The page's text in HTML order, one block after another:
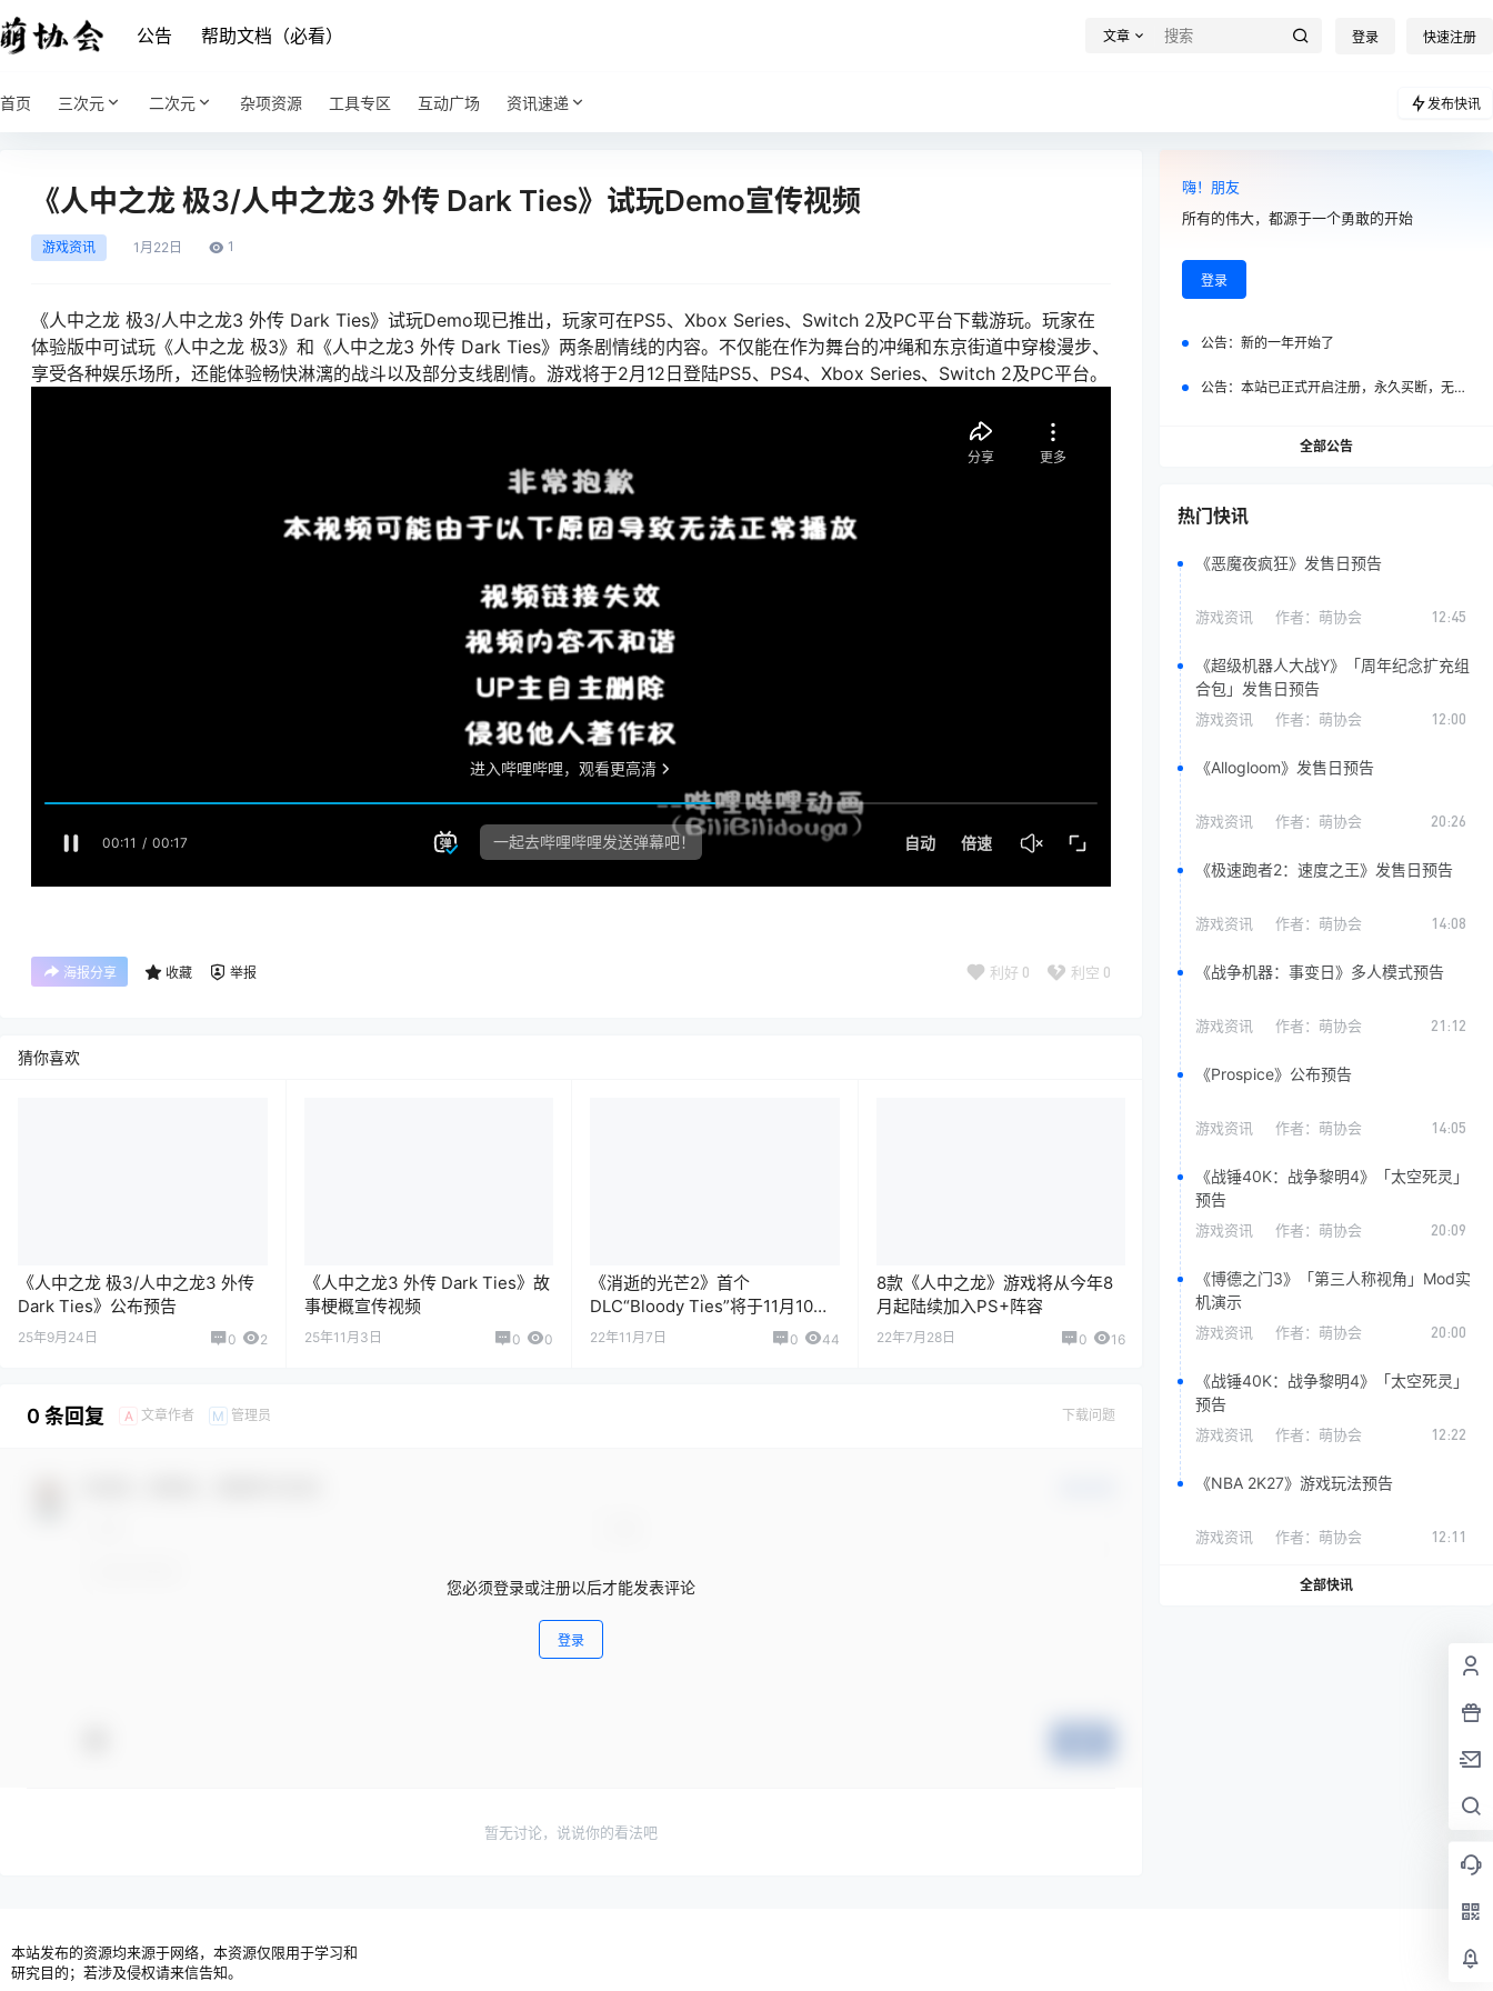
公告 帮助文档（必看） 文章 登录 快速注册
首页 三次元 二次元 杂项资源 工具专区 互动广场 资讯速递 发布快讯
《人中之龙 极3/人中之龙3 外传 Dark Ties》试玩Demo宣传视频
游戏资讯 1月 22日 1
《人中之龙 极3/人中之龙3 外传 Dark Ties》试玩Demo现已推出，玩家可在PS5、Xbox Series、Switch 2及PC平台下载游玩。玩家在
体验版中可试玩《人中之龙 极3》和《人中之龙3 外传 Dark Ties》两条剧情线的内容。不仅能在作为舞台的冲绳和东京街道中穿梭漫步、
享受各种娱乐场所，还能体验畅快淋漓的战斗以及部分支线剧情。游戏将于2月12日登陆PS5、PS4、Xbox Series、Switch 2及PC平台。
海报分享 收藏 举报 利好 0 利空 0
猜你喜欢
《人中之龙 极3/人中之龙3 外传
Dark Ties》公布预告
25年9月24日 0 2
《人中之龙3 外传 Dark Ties》故
事梗概宣传视频
25年11月3日 0 0
《消逝的光芒2》首个
DLC“Bloody Ties”将于11月10日
推出
22年11月7日 0 44
8款《人中之龙》游戏将从今年8
月起陆续加入PS+阵容
22年7月28日 0 16
0 条回复 A 文章作者 M 管理员 下载问题
您必须登录或注册以后才能发表评论
登录
暂无讨论，说说你的看法吧
嗨！朋友
所有的伟大，都源于一个勇敢的开始
登录
公告： 新的一年开始了
公告： 本站已正式开启注册，永久买断，无任何二次付费
全部公告
热门快讯
《恶魔夜疯狂》发售日预告
游戏资讯 作者： 萌协会 12:45
《超级机器人大战Y》「周年纪念扩充组
合包」发售日预告
游戏资讯 作者： 萌协会 12:00
《Allogloom》发售日预告
游戏资讯 作者： 萌协会 20:26
《极速跑者2：速度之王》发售日预告
游戏资讯 作者： 萌协会 14:08
《战争机器：事变日》多人模式预告
游戏资讯 作者： 萌协会 21:12
《Prospice》公布预告
游戏资讯 作者： 萌协会 14:05
《战锤40K：战争黎明4》「太空死灵」
预告
游戏资讯 作者： 萌协会 20:09
《博德之门3》「第三人称视角」Mod实
机演示
游戏资讯 作者： 萌协会 20:00
《战锤40K：战争黎明4》「太空死灵」
预告
游戏资讯 作者： 萌协会 12:22
《NBA 2K27》游戏玩法预告
游戏资讯 作者： 萌协会 12:11
全部快讯
本站发布的资源均来源于网络，本资源仅限用于学习和
研究目的；若涉及侵权请来信告知。